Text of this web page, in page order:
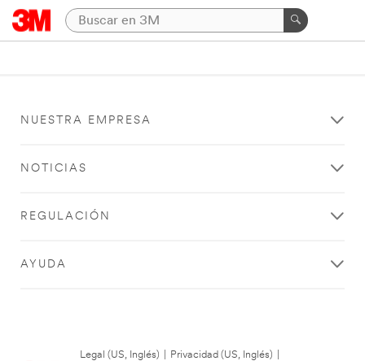
NUESTRA EMPRESA
NOTICIAS
REGULACIÓN
AYUDA
Legal (US, Inglés) Privacidad (US, Inglés)